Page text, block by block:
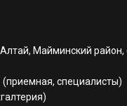
Майминский
специалисты)